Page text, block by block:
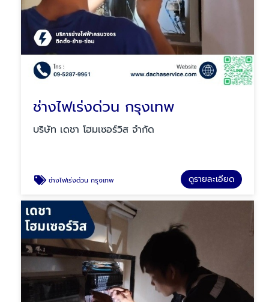
ช่างไฟเร่งด่วน กรุงเทพ
บริษัท เดชา โฮมเซอร์วิส จำกัด
ช่างไฟเร่งด่วน กรุงเทพ ดูรายละเอียด